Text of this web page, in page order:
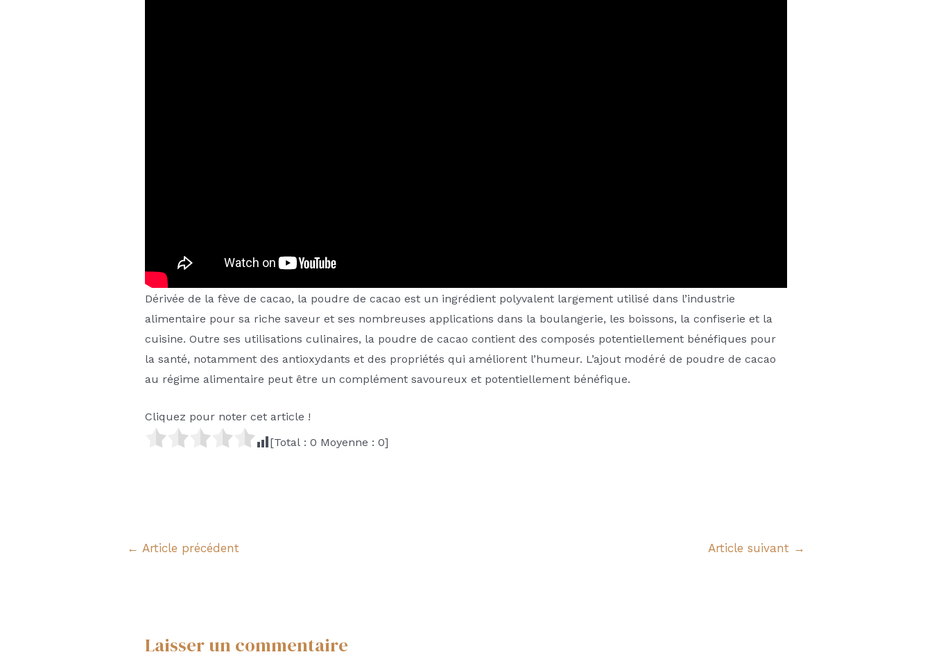
Dérivée de la fève de cacao, la poudre de cacao est un ingrédient polyvalent largement utilisé dans l’industrie
alimentaire pour sa riche saveur et ses nombreuses applications dans la boulangerie, les boissons, la confiserie et la
cuisine. Outre ses utilisations culinaires, la poudre de cacao contient des composés potentiellement bénéfiques pour
la santé, notamment des antioxydants et des propriétés qui améliorent l’humeur. L’ajout modéré de poudre de cacao
au régime alimentaire peut être un complément savoureux et potentiellement bénéfique.
Cliquez pour noter cet article !
[Total : 0 Moyenne : 0]
Navigation
← Article précédent Article suivant →
Laisser un commentaire